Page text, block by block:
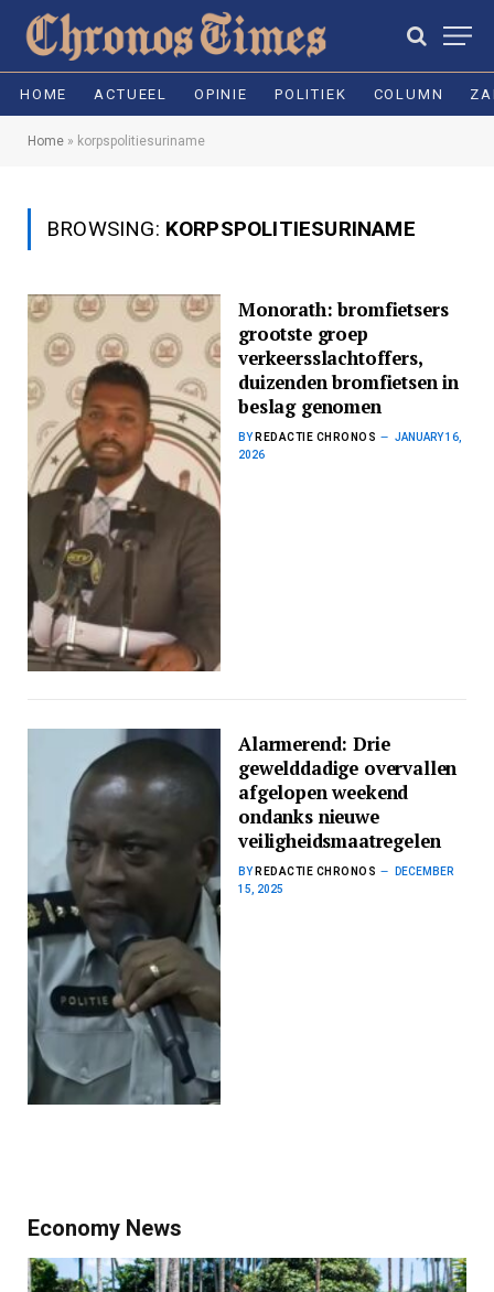
HOME ACTUEEL OPINIE POLITIEK COLUMN
Home » korpspolitiesuriname
BROWSING: KORPSPOLITIESURINAME
Monorath: bromfietsers
grootste groep
verkeersslachtoffers,
duizenden bromfietsen in
beslag genomen
BY REDACTIE CHRONOS
JANUARY 16,
2026
Alarmerend: Drie
gewelddadige overvallen
afgelopen weekend
ondanks nieuwe
veiligheidsmaatregelen
BY REDACTIE CHRONOS
DECEMBER
15, 2025
Economy News